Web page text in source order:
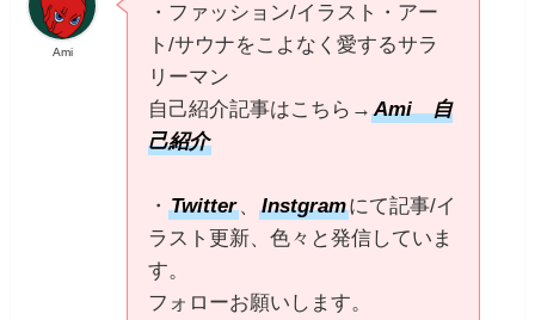
Ami
・ファッション/イラスト・アー
ト/サウナをこよなく愛するサラ
リーマン
自己紹介記事はこちら→Ami 自
己紹介
・Twitter、Instgramにて記事/イ
ラスト更新、色々と発信していま
す。
フォローお願いします。